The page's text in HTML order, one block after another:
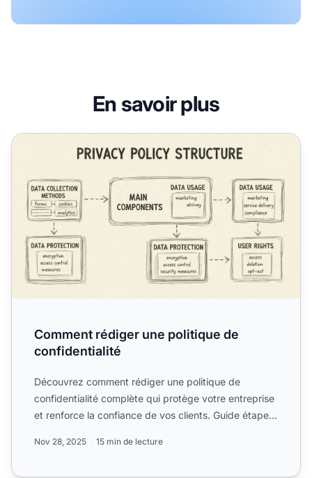
En savoir plus
Comment rédiger une politique de confidentialité
Comment rédiger une politique de
confidentialité
Découvrez comment rédiger une politique de
confidentialité complète qui protège votre entreprise
et renforce la confiance de vos clients. Guide étape
Nov 28, 2025 15 min de lecture